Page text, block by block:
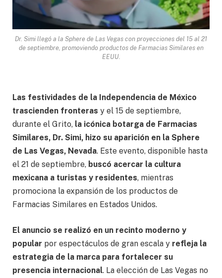
Dr. Simi llegó a la Sphere de Las Vegas con proyecciones del 15 al 21
de septiembre, promoviendo productos de Farmacias Similares en
EEUU.
Las festividades de la Independencia de México
trascienden fronteras y el 15 de septiembre,
durante el Grito, la icónica botarga de Farmacias
Similares, Dr. Simi, hizo su aparición en la Sphere
de Las Vegas, Nevada. Este evento, disponible hasta
el 21 de septiembre, buscó acercar la cultura
mexicana a turistas y residentes, mientras
promociona la expansión de los productos de
Farmacias Similares en Estados Unidos.
El anuncio se realizó en un recinto moderno y
popular por espectáculos de gran escala y refleja la
estrategia de la marca para fortalecer su
presencia internacional. La elección de Las Vegas no